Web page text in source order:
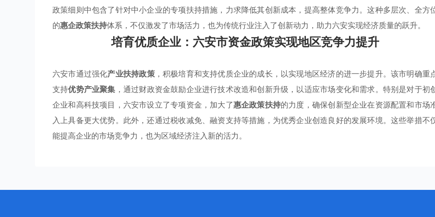
政策细则中包含了针对中小企业的专项扶持措施，力求降低其创新成本，提高整体竞争力。这种多层次、全方
的惠企政策扶持体系，不仅激发了市场活力，也为传统行业注入了创新动力，助力六安实现经济质量的跃升。
培育优质企业：六安市资金政策实现地区竞争力提升
六安市通过强化产业扶持政策，积极培育和支持优质企业的成长，以实现地区经济的进一步提升。该市明确重
支持优势产业聚集 ，通过财政资金鼓励企业进行技术改造和创新升级，以适应市场变化和需求。特别是对于初
企业和高科技项目，六安市设立了专项资金，加大了惠企政策扶持的力度，确保创新型企业在资源配置和市场
入上具备更大优势。此外，还通过税收减免、融资支持等措施，为优秀企业创造良好的发展环境。这些举措不
能提高企业的市场竞争力，也为区域经济注入新的活力。